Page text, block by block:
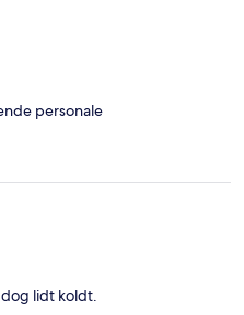
personale
lidt koldt.